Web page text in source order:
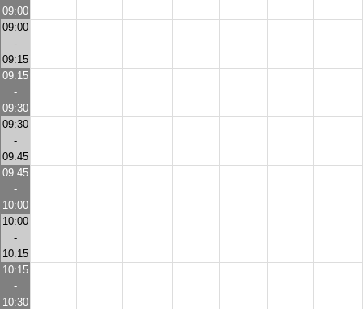
09:00
09:00
-
09:15
09:15
-
09:30
09:30
-
09:45
09:45
-
10:00
10:00
-
10:15
10:15
-
10:30